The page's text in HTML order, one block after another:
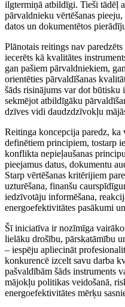
ilgtermiņā atbildīgi. Tieši tādēļ
pārvaldnieku vērtēšanas
datos un dokumentētos
Plānotais reitings nav
iecerēts kā kvalitātes
gan pašiem pārvaldniekiem,
orientēties pārvaldīšanas
šāds risinājums var dot būtisku
sekmējot atbildīgāku
dzīves vidi daudzdzīvokļu
Reitinga koncepcija paredz, ka
definētiem principiem, tostarp
konflikta nepieļaušanas
pieejamus datus, dokumentu
Starp vērtēšanas kritērijiem
uzturēšana, finanšu
iedzīvotāju informēšana,
energoefektivitātes pasākumi
Šī iniciatīva ir nozīmīga
lielāku drošību, pārskatāmību
– iespēju apliecināt
konkurencē izcelt savu darba
pašvaldībām šāds instruments
mājokļu politikas veidošanā,
energoefektivitātes mērķu